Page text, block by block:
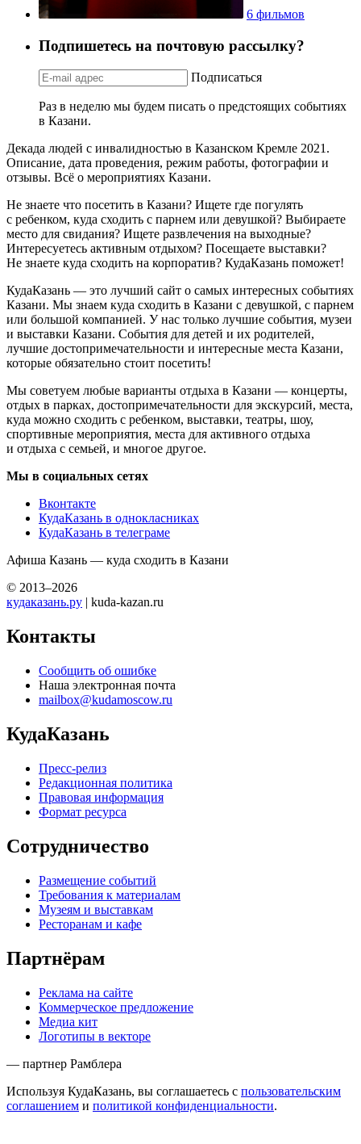
6 фильмов
Подпишетесь на почтовую рассылку?
Подписаться
Раз в неделю мы будем писать о предстоящих событиях
в Казани.
Декада людей с инвалидностью в Казанском Кремле 2021.
Описание, дата проведения, режим работы, фотографии и
отзывы. Всё о мероприятиях Казани.
Не знаете что посетить в Казани? Ищете где погулять
с ребенком, куда сходить с парнем или девушкой? Выбираете
место для свидания? Ищете развлечения на выходные?
Интересуетесь активным отдыхом? Посещаете выставки?
Не знаете куда сходить на корпоратив? КудаКазань поможет!
КудаКазань — это лучший сайт о самых интересных событиях
Казани. Мы знаем куда сходить в Казани с девушкой, с парнем
или большой компанией. У нас только лучшие события, музеи
и выставки Казани. События для детей и их родителей,
лучшие достопримечательности и интересные места Казани,
которые обязательно стоит посетить!
Мы советуем любые варианты отдыха в Казани — концерты,
отдых в парках, достопримечательности для экскурсий, места,
куда можно сходить с ребенком, выставки, театры, шоу,
спортивные мероприятия, места для активного отдыха
и отдыха с семьей, и многое другое.
Мы в социальных сетях
Вконтакте
КудаКазань в однокласниках
КудаКазань в телеграме
Афиша Казань — куда сходить в Казани
© 2013–2026
кудаказань.ру | kuda-kazan.ru
Контакты
Сообщить об ошибке
Наша электронная почта
mailbox@kudamoscow.ru
КудаКазань
Пресс-релиз
Редакционная политика
Правовая информация
Формат ресурса
Сотрудничество
Размещение событий
Требования к материалам
Музеям и выставкам
Ресторанам и кафе
Партнёрам
Реклама на сайте
Коммерческое предложение
Медиа кит
Логотипы в векторе
— партнер Рамблера
Используя КудаКазань, вы соглашаетесь с пользовательским
соглашением и политикой конфиденциальности.